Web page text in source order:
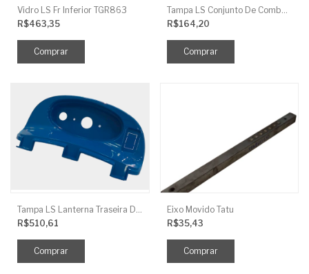
Vidro LS Fr Inferior TGR863
R$463,35
R$164,20
R$510,61
Eixo Movido Tatu
R$35,43